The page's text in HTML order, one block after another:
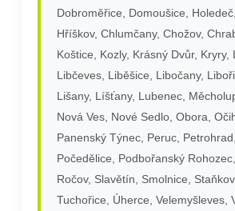
Dobroměřice, Domoušice,
Hříškov, Chlumčany, Chožov,
Koštice, Kozly, Krásný Dvůr, Kryry,
Libčeves, Liběšice, Libočany,
Lišany, Líšťany, Lubenec,
Nová Ves, Nové Sedlo, Obora,
Panenský Týnec, Peruc,
Počedělice, Podbořanský
Ročov, Slavětín, Smolnice,
Tuchořice, Úherce, Velemyšleves,